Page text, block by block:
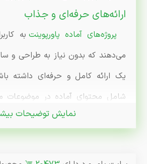
ارائه‌های حرفه‌ای و جذاب
پروژه‌های آماده پاورپوینت به
می‌دهند که بدون نیاز به طراحی و
یک ارائه کامل و حرفه‌ای داشته
شامل محتوای آماده در موضوعات
به‌راحتی قابل ویرایش‌اند. از این
ارائه‌های درسی، تحقیقاتی،
استفاده کرد. در سایت پاور ورد،
نمایش توضیحات